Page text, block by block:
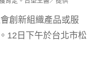
創新組織產品或服
12日下午於台北市松